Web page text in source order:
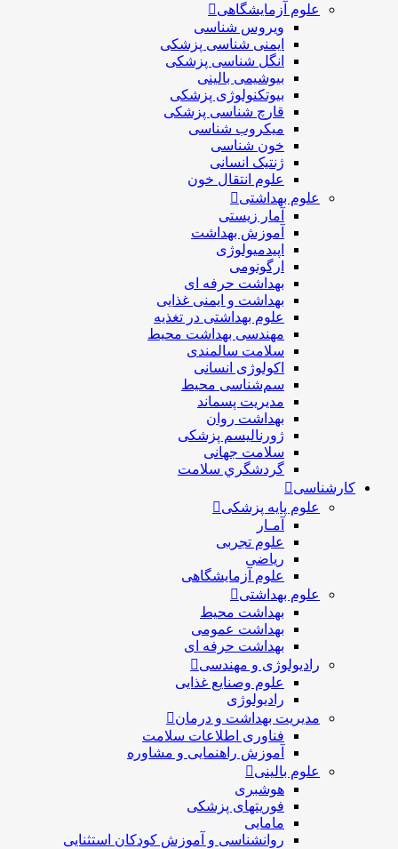
علوم آزمایشگاهی
ویروس شناسی
ایمنی شناسی پزشكی
انگل شناسی پزشکی
بیوشیمی بالینی
بیوتکنولوژی پزشکی
قارچ شناسی پزشکی
ميكروب شناسی
خون شناسی
ژنتیک انسانی
علوم انتقال خون
علوم بهداشتی
آمار زیستی
آموزش بهداشت
اپیدمیولوژی
ارگونومی
بهداشت حرفه ای
بهداشت و ایمنی غذایی
علوم بهداشتی در تغذیه
مهندسی بهداشت محيط
سلامت سالمندی
اکولوژی انسانی
سم‌شناسی محیط
مدیریت پسماند
بهداشت روان
ژورنالیسم پزشکی
سلامت جهانی
گردشگري سلامت
کارشناسی
علوم پایه پزشکی
آمـار
علوم تجربی
ریاضی
علوم آزمایشگاهی
علوم بهداشتی
بهداشت محیط
بهداشت عمومی
بهداشت حرفه ای
رادیولوژی و مهندسی
علوم وصنایع غذایی
رادیولوژی
مدیریت بهداشت و درمان
فناوری اطلاعات سلامت
آموزش راهنمایی و مشاوره
علوم بالینی
هوشبری
فوریتهای پزشکی
مامایی
روانشناسی و آموزش کودکان استثنایی